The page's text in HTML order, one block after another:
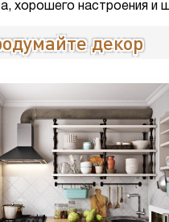
хорошего настроения и
декор